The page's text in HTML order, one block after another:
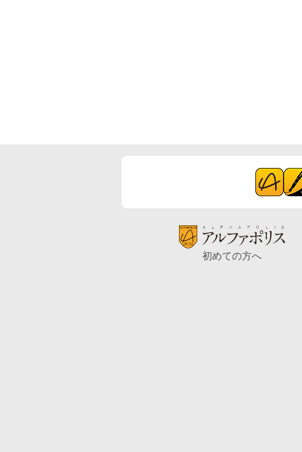
初めての方へ